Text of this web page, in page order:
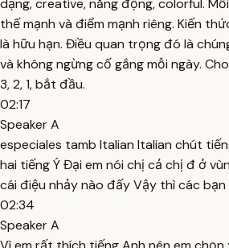
dạng, creative, năng động, colorful.
thế mạnh và điểm mạnh riêng. Kiến
là hữu hạn. Điều quan trọng đó là
và không ngừng cố gắng mỗi ngày.
3, 2, 1, bắt đầu.
02:17
Speaker A
especiales tamb Italian Italian chút
hai tiếng Ý Đại em nói chị cả chị đ ở
cái điệu nhảy nào đấy Vậy thì các
02:34
Speaker A